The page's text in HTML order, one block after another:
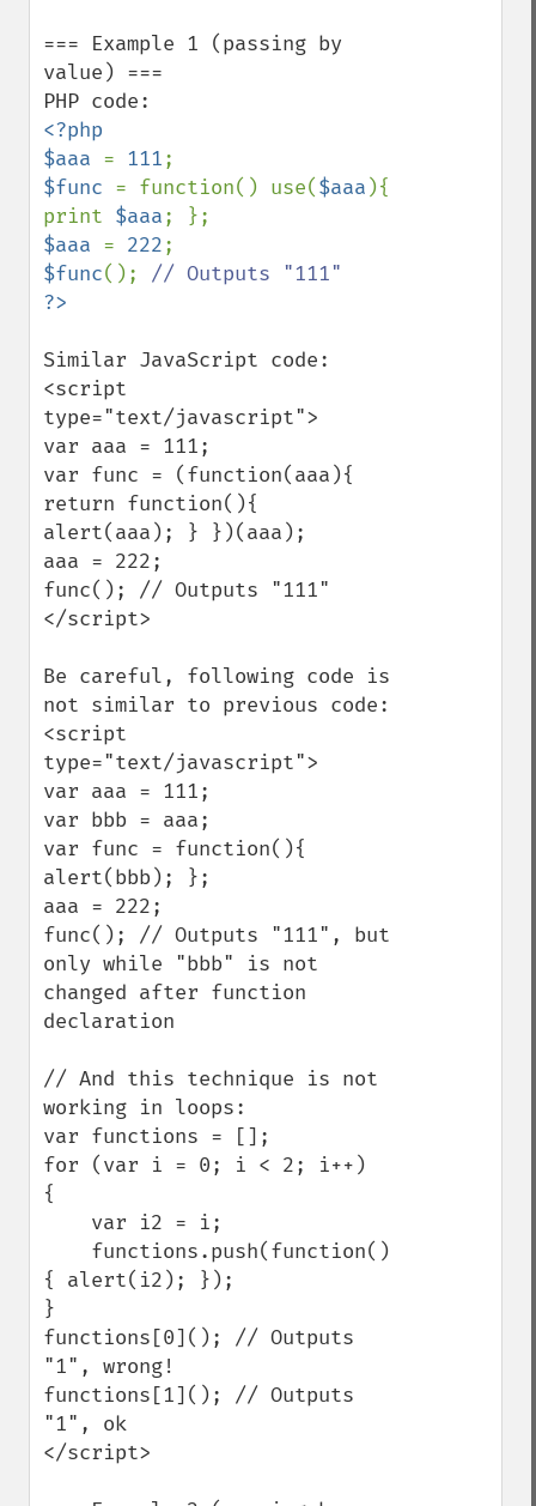
=== Example 1 (passing by
value) ===
<?php
$aaa = 111
$func = function() use($aaa ){
print $aaa
$aaa = 222
$func();
Similar JavaScript code:
<script
type="text/javascript">
var aaa = 111;
var func = (function(aaa){
return function(){
alert(aaa); } })(aaa);
aaa = 222;
func(); // Outputs "111"
</script>
Be careful, following code is
not similar to previous code:
<script
type="text/javascript">
var aaa = 111;
var bbb = aaa;
var func = function(){
alert(bbb); };
aaa = 222;
func(); // Outputs "111", but
only while "bbb" is not
changed after function
declaration
// And this technique is not
working in loops:
var functions = [];
for (var i = 0; i < 2; i++)
{
{ alert(i2); });
}
functions[0](); // Outputs
"1", wrong!
functions[1](); // Outputs
"1", ok
</script>